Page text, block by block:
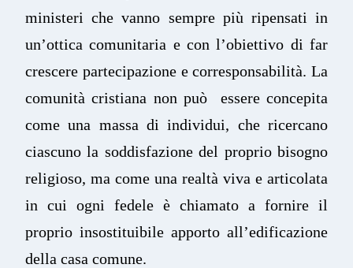
ministeri che vanno sempre più ripensati in
un’ottica comunitaria e con l’obiettivo di far
crescere partecipazione e corresponsabilità. La
comunità cristiana non può essere concepita
come una massa di individui, che ricercano
ciascuno la soddisfazione del proprio bisogno
religioso, ma come una realtà viva e articolata
in cui ogni fedele è chiamato a fornire il
proprio insostituibile apporto all’edificazione
della casa comune.